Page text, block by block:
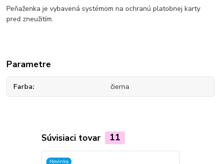
Peňaženka je vybavená systémom na ochranú platobnej karty
pred zneužitím.
Parametre
Farba čierna
Súvisiaci tovar 11
Novinka